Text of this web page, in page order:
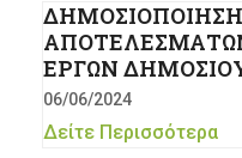
ΕΡΓΩΝ
06/06/2024
Δείτε Περισσότερα